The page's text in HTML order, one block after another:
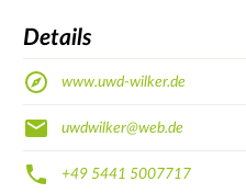
Details
www.uwd-wilker.de
uwdwilker@web.de
+49 5441 5007717